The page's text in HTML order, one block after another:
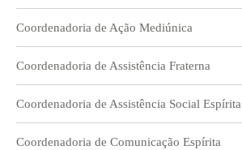
Coordenadoria de Ação Mediúnica
Coordenadoria de Assistência Fraterna
Coordenadoria de Assistência Social Espírita
Coordenadoria de Comunicação Espírita